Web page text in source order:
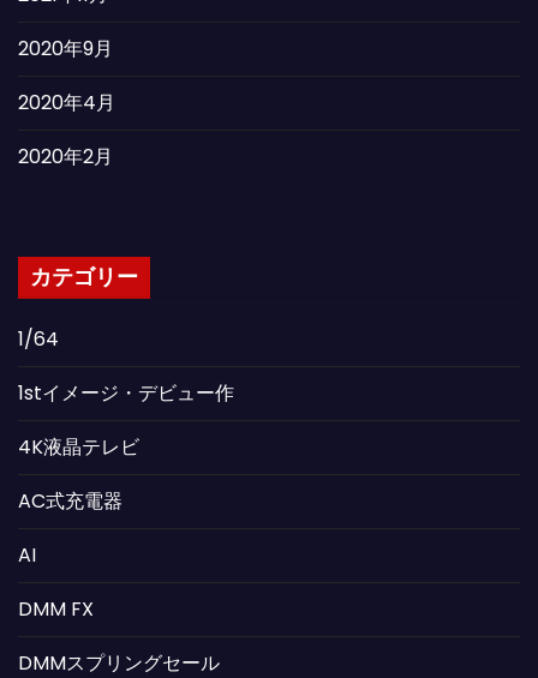
2020年9月
2020年4月
2020年2月
カテゴリー
1/64
1stイメージ・デビュー作
4K液晶テレビ
AC式充電器
AI
DMM FX
DMMスプリングセール